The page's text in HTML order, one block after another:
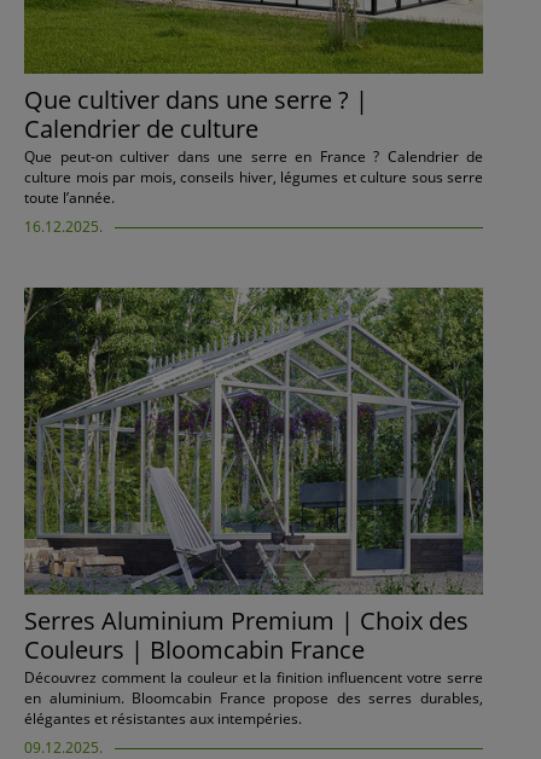
Que cultiver dans une serre ? |
Calendrier de culture
Que peut-on cultiver dans une serre en France ? Calendrier de
culture mois par mois, conseils hiver, légumes et culture sous serre
toute l’année.
16.12.2025.
Serres Aluminium Premium | Choix des
Couleurs | Bloomcabin France
Découvrez comment la couleur et la finition influencent votre serre
en aluminium. Bloomcabin France propose des serres durables,
élégantes et résistantes aux intempéries.
09.12.2025.